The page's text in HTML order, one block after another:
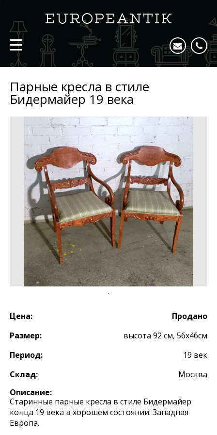
Парные кресла в стиле
Бидермайер 19 века
Цена:
Продано
Размер:
высота 92 см, 56х46см
Период:
19 век
Склад:
Москва
Описание:
Старинные парные кресла в стиле Бидермайер
конца 19 века в хорошем состоянии. Западная
Европа.